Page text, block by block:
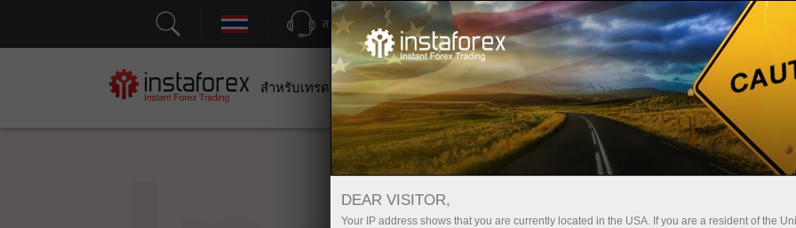
สนับสนุน เปิดบัญชีเทรดทันที แพลตฟอร์มการเทรด
สำหรับเทรดเดอร์ สำหรับผู้เริ่มต้นใหม่ สำหรับนักลงทุน สำหรับหุ้นส่วน แคม
DEAR VISITOR,
Your IP address shows that you are currently located in the USA. If you are a resident of the